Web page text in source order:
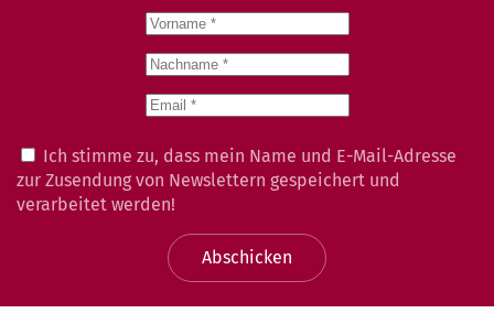
Ich stimme zu, dass mein Name und E-Mail-Adresse
zur Zusendung von Newslettern gespeichert und
verarbeitet werden!
Abschicken